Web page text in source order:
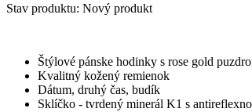
Stav produktu: Nový produkt
Štýlové pánske hodinky s rose gold
Kvalitný kožený remienok
Dátum, druhý čas, budík
Sklíčko - tvrdený minerál K1 s